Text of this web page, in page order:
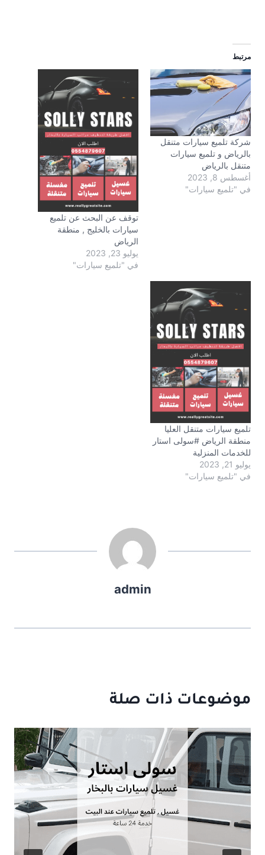
مرتبط
شركة تلميع سيارات متنقل
بالرياض و تلميع سيارات
متنقل بالرياض
أغسطس 8, 2023
في "تلميع سيارات"
توقف عن البحث عن تلميع
سيارات بالخليج , منطقة
الرياض
يوليو 23, 2023
في "تلميع سيارات"
تلميع سيارات متنقل العليا
منطقة الرياض #سولى استار
للخدمات المنزلية
يوليو 21, 2023
في "تلميع سيارات"
admin
موضوعات ذات صلة